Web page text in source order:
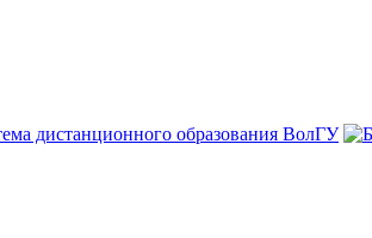
дистанционного образования ВолГУ